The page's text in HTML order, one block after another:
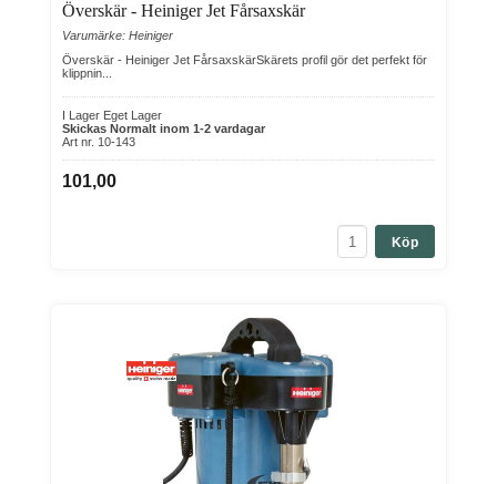
Överskär - Heiniger Jet Fårsaxskär
Varumärke: Heiniger
Överskär - Heiniger Jet FårsaxskärSkärets profil gör det perfekt för
klippnin...
I Lager Eget Lager
Skickas Normalt inom 1-2 vardagar
Art nr. 10-143
101,00
Köp